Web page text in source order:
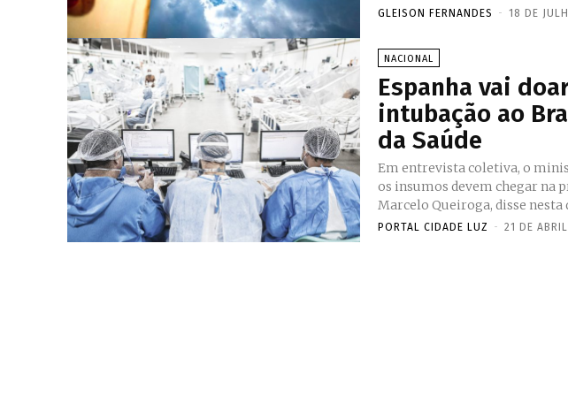
GLEISON FERNANDES - 18 DE
NACIONAL
Espanha vai
intubação ao
da Saúde
Em entrevista coletiva, o
os insumos devem chegar na próxima
Marcelo Queiroga, disse nesta
PORTAL CIDADE LUZ - 21 DE